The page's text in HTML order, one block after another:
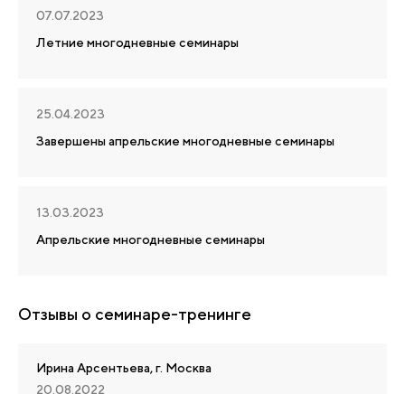
07.07.2023
Летние многодневные семинары
25.04.2023
Завершены апрельские многодневные семинары
13.03.2023
Апрельские многодневные семинары
Отзывы о семинаре-тренинге
Ирина Арсентьева, г. Москва
20.08.2022